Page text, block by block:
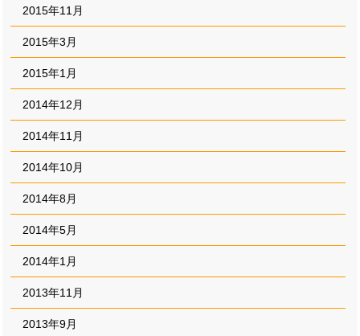
2015年11月
2015年3月
2015年1月
2014年12月
2014年11月
2014年10月
2014年8月
2014年5月
2014年1月
2013年11月
2013年9月